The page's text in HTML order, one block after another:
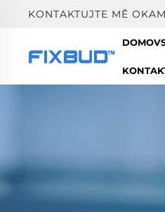
KONTAKTUJTE MĚ